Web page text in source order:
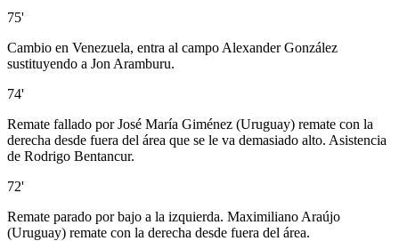
75'
Cambio en Venezuela, entra al campo Alexander González
sustituyendo a Jon Aramburu.
74'
Remate fallado por José María Giménez (Uruguay) remate con la
derecha desde fuera del área que se le va demasiado alto. Asistencia
de Rodrigo Bentancur.
72'
Remate parado por bajo a la izquierda. Maximiliano Araújo
(Uruguay) remate con la derecha desde fuera del área.